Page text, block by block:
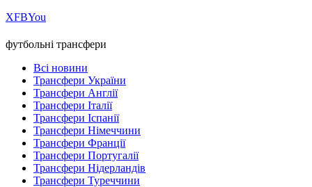
ХFBYou
футбольні трансфери
Всі новини
Трансфери України
Трансфери Англії
Трансфери Італії
Трансфери Іспанії
Трансфери Німеччини
Трансфери Франції
Трансфери Португалії
Трансфери Нідерландів
Трансфери Туреччини